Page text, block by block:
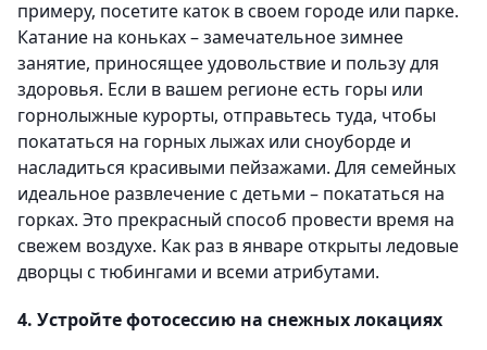
примеру, посетите каток в своем городе или парке.
Катание на коньках – замечательное зимнее
занятие, приносящее удовольствие и пользу для
здоровья. Если в вашем регионе есть горы или
горнолыжные курорты, отправьтесь туда, чтобы
покататься на горных лыжах или сноуборде и
насладиться красивыми пейзажами. Для семейных
идеальное развлечение с детьми – покататься на
горках. Это прекрасный способ провести время на
свежем воздухе. Как раз в январе открыты ледовые
дворцы с тюбингами и всеми атрибутами.
4. Устройте фотосессию на снежных локациях